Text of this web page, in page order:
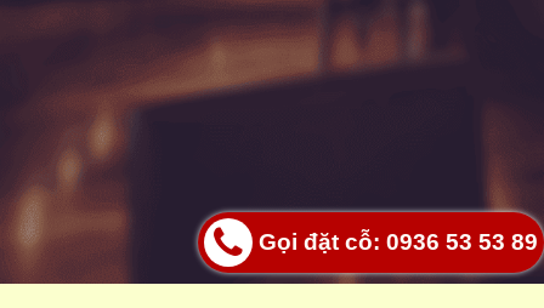
Gọi đặt cỗ: 0936 53 53 89